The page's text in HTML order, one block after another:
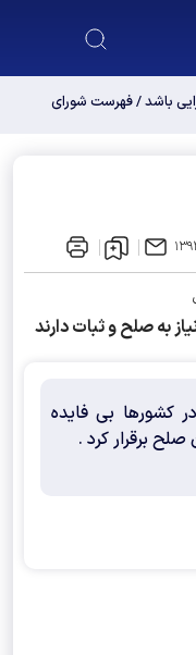
باشد / فهرست شورای
۱۹
به صلح و ثبات دارند
کشورها بی فایده
برقرار کرد .